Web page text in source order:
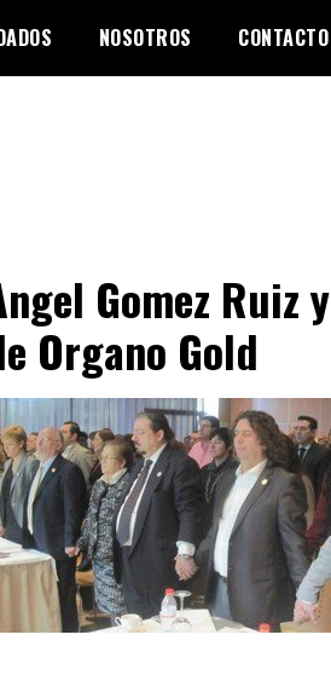
NOSOTROS CONTACTO
Gomez Ruiz
Organo Gold